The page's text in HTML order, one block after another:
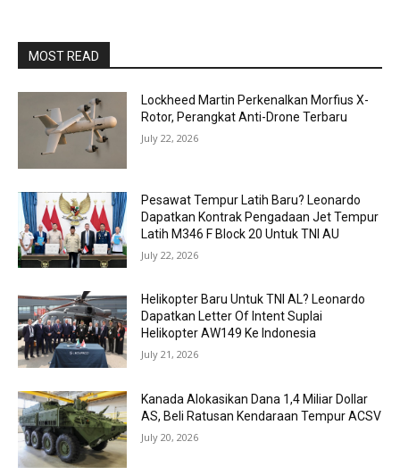
MOST READ
Lockheed Martin Perkenalkan Morfius X-
Rotor, Perangkat Anti-Drone Terbaru
July 22, 2026
Pesawat Tempur Latih Baru? Leonardo
Dapatkan Kontrak Pengadaan Jet Tempur
Latih M346 F Block 20 Untuk TNI AU
July 22, 2026
Helikopter Baru Untuk TNI AL? Leonardo
Dapatkan Letter Of Intent Suplai
Helikopter AW149 Ke Indonesia
July 21, 2026
Kanada Alokasikan Dana 1,4 Miliar Dollar
AS, Beli Ratusan Kendaraan Tempur ACSV
July 20, 2026